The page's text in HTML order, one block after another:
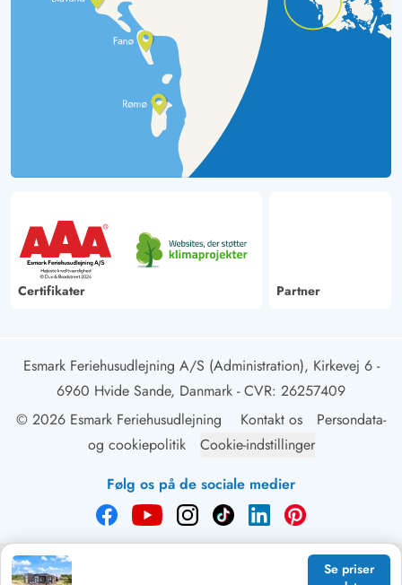
Se priser
Certifikater Partner
Esmark Feriehusudlejning A/S (Administration), Kirkevej 6 -
6960 Hvide Sande, Danmark - CVR: 26257409
© 2026 Esmark Feriehusudlejning
Kontakt os
Persondata-
og cookiepolitik
Cookie-indstillinger
Følg os på de sociale medier